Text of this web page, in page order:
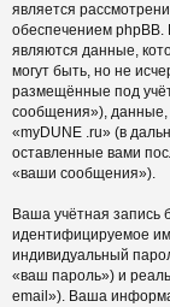
является
обеспечением
являются данные,
могут быть, но не
размещённые под
сообщения»), данные,
«myDUNE .ru» (в
оставленные вами
«ваши сообщения»).
Ваша учётная запись
идентифицируемое
индивидуальный
«ваш пароль») и
email»). Ваша